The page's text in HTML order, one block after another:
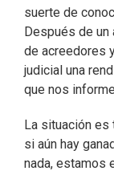
suerte de
Después de
de acreedores
judicial una
que nos
La situación
si aún hay
nada, estamos